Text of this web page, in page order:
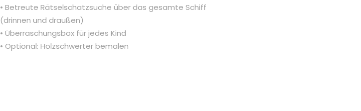
• Betreute Rätselschatzsuche über das gesamte Schiff
(drinnen und draußen)
• Überraschungsbox für jedes Kind
• Optional: Holzschwerter bemalen